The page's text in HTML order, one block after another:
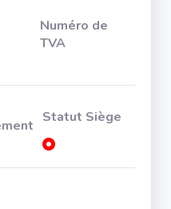
Numéro de
TVA
Statut Siège